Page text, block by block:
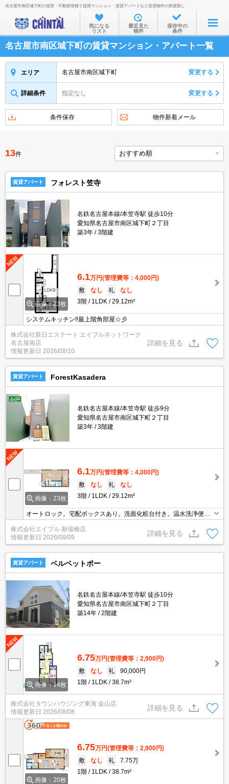
お部屋を探す
沿線・駅から
住所から
家賃相場から
物件特集から
不動産会社から
TOP
名古屋市南区城下町の賃貸・不動産情報で賃貸マンション・賃貸アパートなど賃貸物件の部屋探し
気になる
リスト
最近見た
物件
保存中の
条件
名古屋市南区城下町の賃貸マンション・アパート一覧
エリア 名古屋市南区城下町 変更する
詳細条件 指定なし 変更する
条件保存 物件新着メール
13件
賃貸アパート フォレスト笠寺
名鉄名古屋本線/本笠寺駅 徒歩10分
愛知県名古屋市南区城下町２丁目
築3年
3階建
画像：23枚
6.1万円(管理費等：4,000円)
敷
なし 礼
なし
3階
1LDK 29.12m²
システムキッチン‼最上階角部屋☆彡
株式会社新日エステート エイブルネットワーク
名古屋南店
情報更新日 2026/08/10
詳細を見る
賃貸アパート ForestKasadera
名鉄名古屋本線/本笠寺駅 徒歩9分
愛知県名古屋市南区城下町２丁目
築3年
3階建
画像：23枚
6.1万円(管理費等：4,000円)
敷
なし 礼
なし
3階
1LDK 29.12m²
オートロック。宅配ボックスあり。洗面化粧台付き。温水洗浄便座
付き。システムキッチン。TVインターホン付き。エアコン付き。追
焚給湯。
株式会社エイブル 新瑞橋店
情報更新日 2026/08/09
詳細を見る
賃貸アパート ベルベットポー
名鉄名古屋本線/本笠寺駅 徒歩10分
愛知県名古屋市南区城下町２丁目
築14年
2階建
画像：14枚
6.75万円(管理費等：2,900円)
敷
なし 礼
90,000円
1階
1LDK 38.7m²
株式会社タウンハウジング東海 金山店
情報更新日 2026/08/08
詳細を見る
画像：20枚
6.75万円(管理費等：2,900円)
敷
なし 礼
7.75万
1階
1LDK 38.7m²